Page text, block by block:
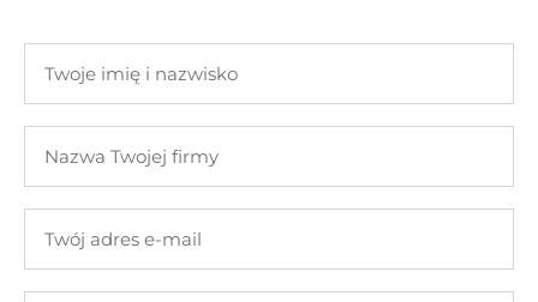
imię
nazwisko
Twojej
adres